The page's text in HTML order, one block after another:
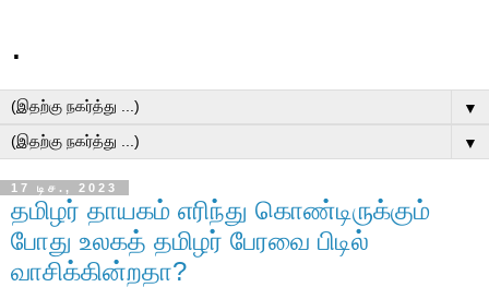
.
▼
▼
17 டிச., 2023
தமிழர் தாயகம் எரிந்து கொண்டிருக்கும்
போது உலகத் தமிழர் பேரவை பிடில்
வாசிக்கின்றதா?